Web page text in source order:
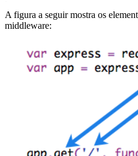
A figura a seguir mostra os
middleware: